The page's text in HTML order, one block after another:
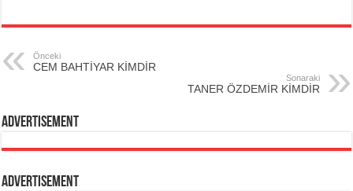
Önceki
CEM BAHTİYAR KİMDİR
Sonaraki
TANER ÖZDEMİR KİMDİR
Advertisement
Advertisement